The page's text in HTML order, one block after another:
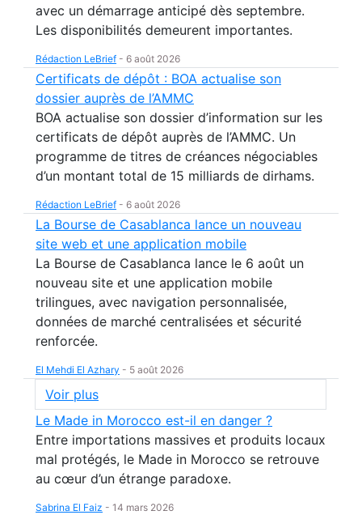
avec un démarrage anticipé dès septembre.
Les disponibilités demeurent importantes.
Rédaction LeBrief - 6 août 2026
Certificats de dépôt : BOA actualise son
dossier auprès de l’AMMC
BOA actualise son dossier d’information sur les
certificats de dépôt auprès de l’AMMC. Un
programme de titres de créances négociables
d’un montant total de 15 milliards de dirhams.
Rédaction LeBrief - 6 août 2026
La Bourse de Casablanca lance un nouveau
site web et une application mobile
La Bourse de Casablanca lance le 6 août un
nouveau site et une application mobile
trilingues, avec navigation personnalisée,
données de marché centralisées et sécurité
renforcée.
El Mehdi El Azhary - 5 août 2026
Voir plus
Le Made in Morocco est-il en danger ?
Entre importations massives et produits locaux
mal protégés, le Made in Morocco se retrouve
au cœur d’un étrange paradoxe.
Sabrina El Faiz - 14 mars 2026